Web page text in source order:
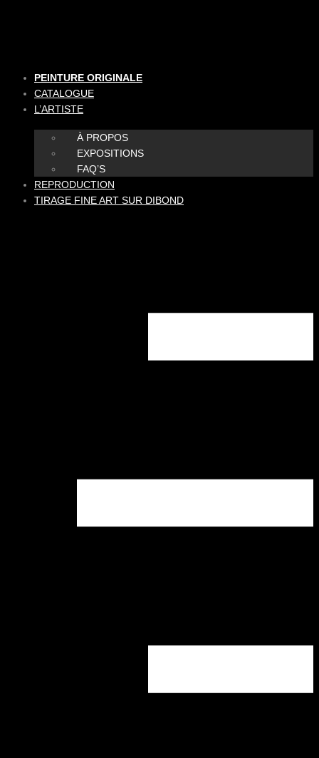
PEINTURE ORIGINALE
CATALOGUE
L’ARTISTE
À PROPOS
EXPOSITIONS
FAQ’S
REPRODUCTION
TIRAGE FINE ART SUR DIBOND